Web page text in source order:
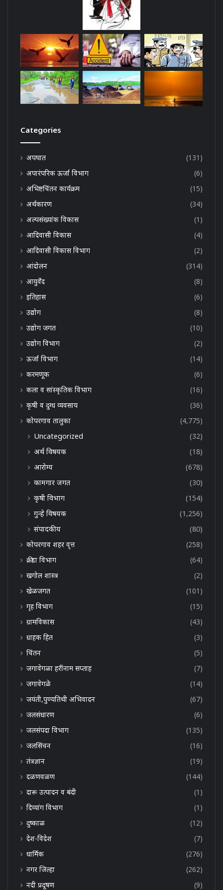
Categories
अपघात
(131)
अपारंपरिक ऊर्जा विभाग
(6)
अभिष्टचिंतन कार्यक्रम
(15)
अर्थकारण
(34)
अल्पसंख्यांक विकास
(1)
आदिवासी विकास
(4)
आदिवासी विकास विभाग
(2)
आंदोलन
(314)
आयुर्वेद
(8)
इतिहास
(6)
उद्योग
(8)
उद्योग जगत
(10)
उद्योग विभाग
(2)
ऊर्जा विभाग
(14)
करमणूक
(6)
कला व सांस्कृतिक विभाग
(16)
कृषी व दुग्ध व्यवसाय
(36)
कोपरगाव तालुका
(4,775)
Uncategorized
(32)
अर्थ विषयक
(18)
आरोग्य
(678)
कामगार जगत
(30)
कृषी विभाग
(154)
गुन्हे विषयक
(1,256)
संपादकीय
(80)
कोपरगाव शहर वृत्त
(258)
क्रीडा विभाग
(64)
खगोल शास्त्र
(2)
खेळजगत
(101)
गृह विभाग
(15)
ग्रामविकास
(43)
ग्राहक हित
(3)
चिंतन
(5)
जगावेगळा हरींनाम सप्ताह
(7)
जगावेगळे
(14)
जयंती,पुण्यतिथी अभिवादन
(67)
जलसंधारण
(6)
जलसंपदा विभाग
(135)
जलसिंचन
(16)
तंत्रज्ञान
(19)
दळणवळण
(144)
दारू उत्पादन व बंदी
(1)
दिव्यांग विभाग
(1)
दुष्काळ
(12)
देश-विदेश
(7)
धार्मिक
(276)
नगर जिल्हा
(262)
नदी प्रदूषण
(9)